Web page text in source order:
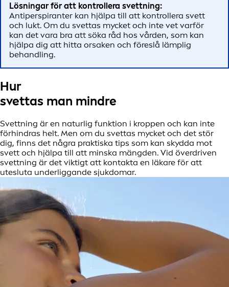
Lösningar för att kontrollera svettning:
Antiperspiranter kan hjälpa till att kontrollera svett
och lukt. Om du svettas mycket och inte vet varför
kan det vara bra att söka råd hos vården, som kan
hjälpa dig att hitta orsaken och föreslå lämplig
behandling.
Hur
svettas man mindre
Svettning är en naturlig funktion i kroppen och kan inte
förhindras helt. Men om du svettas mycket och det stör
dig, finns det några praktiska tips som kan skydda mot
svett och hjälpa till att minska mängden. Vid överdriven
svettning är det viktigt att kontakta en läkare för att
utesluta underliggande sjukdomar.